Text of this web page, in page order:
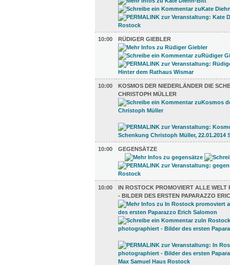
10:00 RÜDIGER GIEBLER
10:00
KOSMOS DER NIEDERLÄNDER DIE
CHRISTOPH MÜLLER
10:00 GEGENSÄTZE
10:00
IN ROSTOCK PROMOVIERT ALLE WELT
- BILDER DES ERSTEN PAPARAZZO